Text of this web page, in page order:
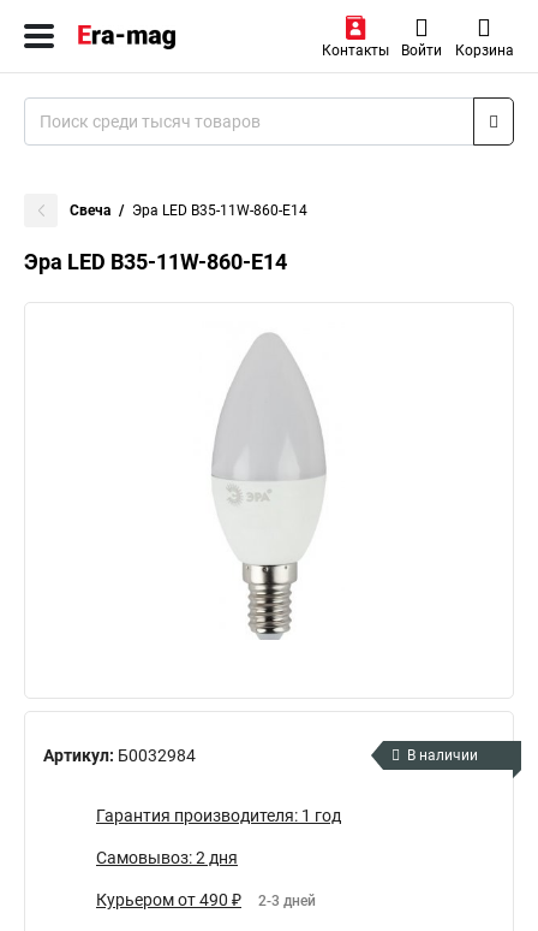
Контакты Войти Корзина
Свеча Эра LED B35-11W-860-E14
Эра LED B35-11W-860-E14
Артикул: Б0032984 В наличии
Гарантия производителя: 1 год
Самовывоз: 2 дня
Курьером от 490 ₽ 2-3 дней